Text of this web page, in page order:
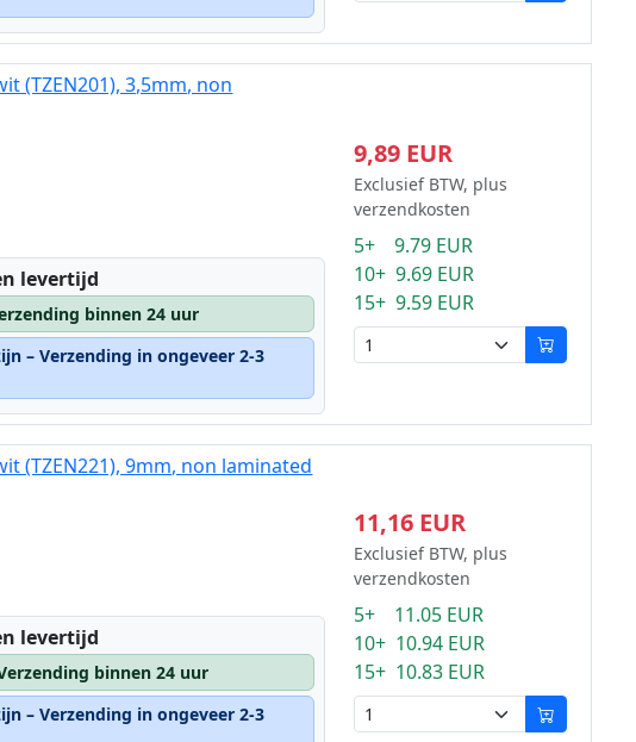
(TZEN201), 3,5mm, non
levertijd
binnen 24 uur
– Verzending in ongeveer 2-3
9,89 EUR
Exclusief BTW, plus
verzendkosten
5+ 9.79 EUR
10+ 9.69 EUR
15+ 9.59 EUR
(TZEN221), 9mm, non laminated
levertijd
binnen 24 uur
– Verzending in ongeveer 2-3
11,16 EUR
Exclusief BTW, plus
verzendkosten
5+ 11.05 EUR
10+ 10.94 EUR
15+ 10.83 EUR